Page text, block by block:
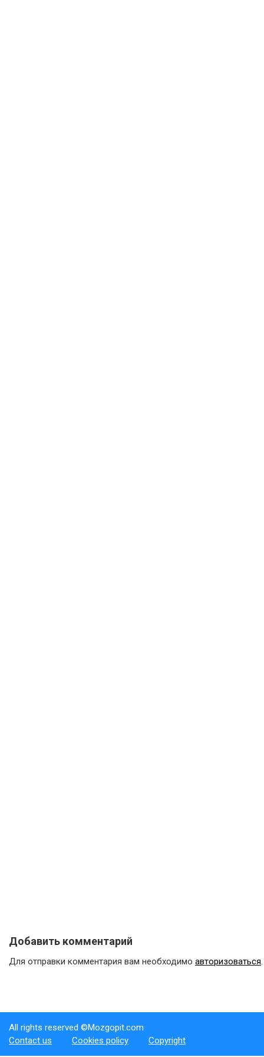
Добавить комментарий
Для отправки комментария вам необходимо авторизоваться.
All rights reserved ©Mozgopit.com
Contact us
Cookies policy Copyright